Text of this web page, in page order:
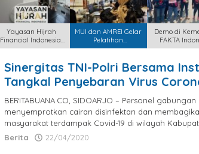
Yayasan Hijrah
Financial Indonesia,
Harus Ber
MUI dan AMREI Gelar
Pelatihan
Manajemen Risik
Demo di
FAKTA
Desak
Beritabuanaco
Sinergitas TNI-Polri Bersama
Tangkal Penyebaran Virus
BERITABUANA.CO, SIDOARJO – Personel
menyemprotkan cairan disinfektan dan
masyarakat terdampak Covid-19 di wilayah
Berita
22/04/2020